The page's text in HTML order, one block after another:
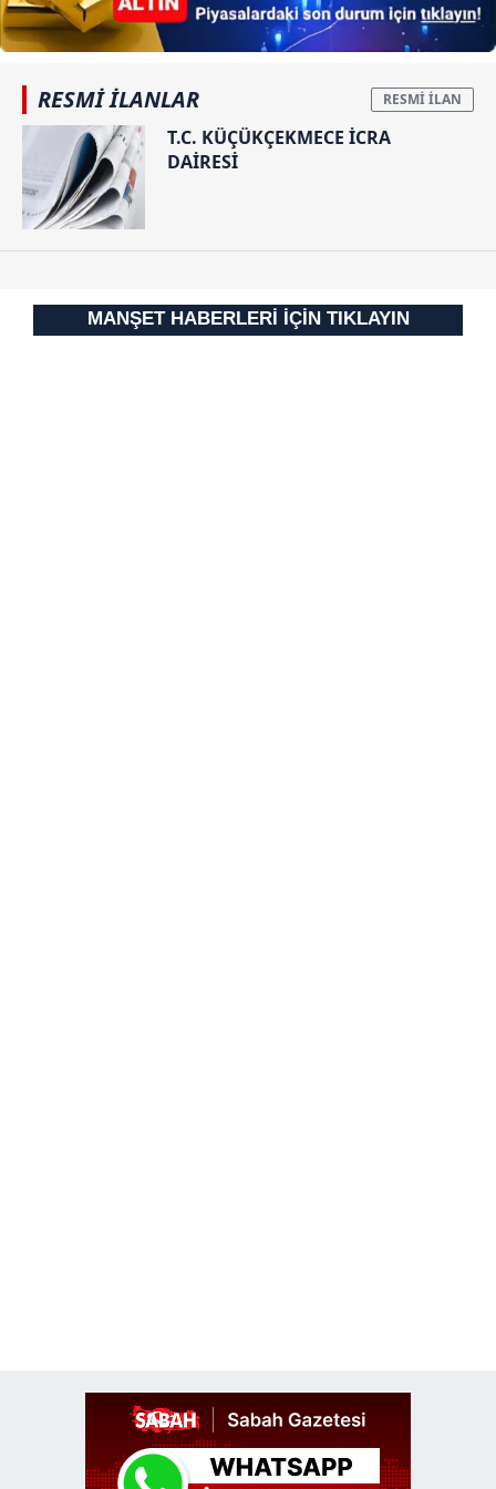
sınırlı olarak açık rızanız dahilinde kullanılacaktır.
vasıtasıyla belirleyebilirsiniz. Çerezlere ilişkin detaylı bilgi
için Ayarlar butonuna tıklayabilir,Çerez Bilgilendirme
Metnimiziziyaret edebilirsiniz.
6698 sayılı Kişisel Verilerin Korunması Kanunu uyarınca
RESMİ İLANLAR
T.C. KÜÇÜKÇEKMECE İCRA
DAİRESİ
MANŞET HABERLERİ İÇİN TIKLAYIN